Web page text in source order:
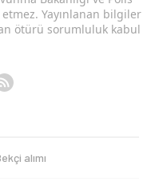
Yayınlanan bilgiler
ötürü sorumluluk kabul
alımı